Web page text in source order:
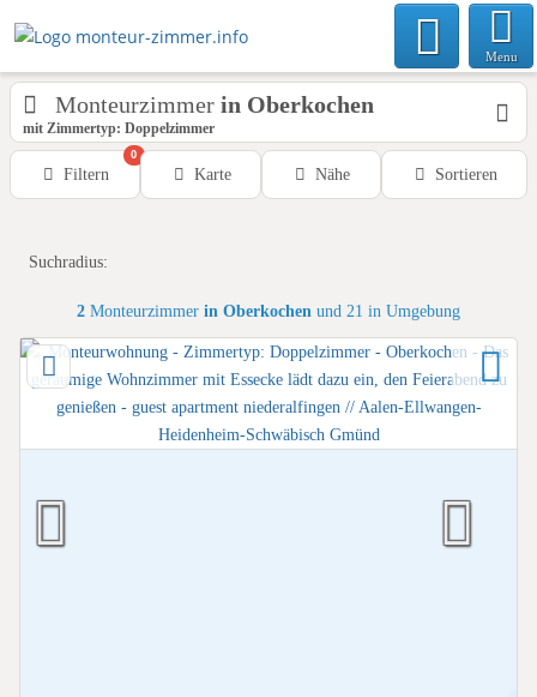
Menu
Monteurzimmer in Oberkochen
mit Zimmertyp: Doppelzimmer
Filtern
0
Karte Nähe Sortieren
Suchradius:
2 Monteurzimmer in Oberkochen und 21 in Umgebung